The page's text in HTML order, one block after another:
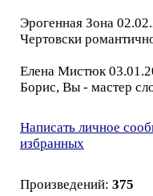
Эрогенная Зона
Чертовски
Елена Мистюк
Борис, Вы - мастер
Написать личное
избранных
Произведений: 375